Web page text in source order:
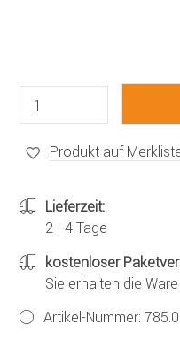
Produkt auf
Lieferzeit:
2 - 4 Tage
kostenloser
Sie erhalten die
Artikel-Nummer: